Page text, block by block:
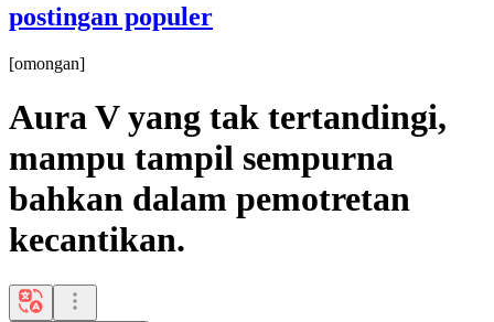
postingan populer
[omongan]
Aura V yang tak tertandingi,
mampu tampil sempurna
bahkan dalam pemotretan
kecantikan.